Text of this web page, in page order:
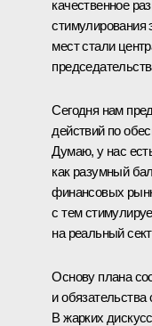
качественное
стимулирования
мест стали
Сегодня нам
действий по
Думаю, у нас
как разумный
финансовых
с тем
на реальный
Основу плана
и
В жарких